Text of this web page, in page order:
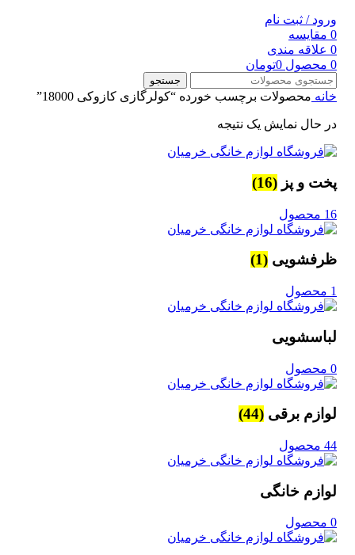
ورود / ثبت نام
0 مقایسه
0 علاقه مندی
0 محصول 0تومان
جستجو
خانه محصولات برچسب خورده “کولرگازی کازوکی 18000”
در حال نمایش یک نتیجه
پخت و پز (16)
16 محصول
ظرفشویی (1)
1 محصول
لباسشویی
0 محصول
لوازم برقی (44)
44 محصول
لوازم خانگی
0 محصول